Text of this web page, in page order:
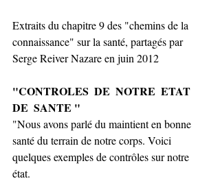
Extraits du chapitre 9 des "chemins de la
connaissance" sur la santé, partagés par
Serge Reiver Nazare en juin 2012
"CONTROLES  DE  NOTRE  ETAT
DE  SANTE "
"Nous avons parlé du maintient en bonne
santé du terrain de notre corps. Voici
quelques exemples de contrôles sur notre
état.